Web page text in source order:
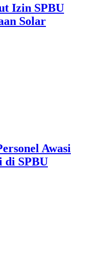
Izin SPBU
Solar
Awasi
di SPBU